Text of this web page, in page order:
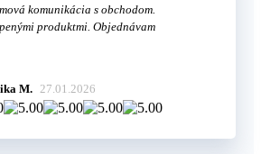
komunikácia s obchodom.
produktmi. Objednávam
M. 27.01.2026